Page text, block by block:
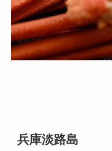
兵庫淡路島